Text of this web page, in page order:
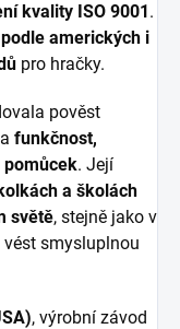
kvality ISO 9001.
amerických i
pro hračky.
pověst
funkčnost,
pomůcek. Její
a školách
světě, stejně jako v
smysluplnou
, výrobní závod